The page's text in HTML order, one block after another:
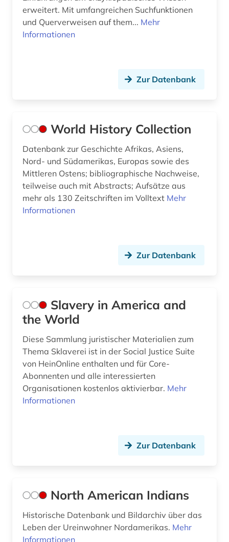
erweitert. Mit umfangreichen Suchfunktionen
und Querverweisen auf them... Mehr
Informationen
Zur Datenbank
World History Collection
Datenbank zur Geschichte Afrikas, Asiens,
Nord- und Südamerikas, Europas sowie des
Mittleren Ostens; bibliographische Nachweise,
teilweise auch mit Abstracts; Aufsätze aus
mehr als 130 Zeitschriften im Volltext Mehr
Informationen
Zur Datenbank
Slavery in America and
the World
Diese Sammlung juristischer Materialien zum
Thema Sklaverei ist in der Social Justice Suite
von HeinOnline enthalten und für Core-
Abonnenten und alle interessierten
Organisationen kostenlos aktivierbar. Mehr
Informationen
Zur Datenbank
North American Indians
Historische Datenbank und Bildarchiv über das
Leben der Ureinwohner Nordamerikas. Mehr
Informationen